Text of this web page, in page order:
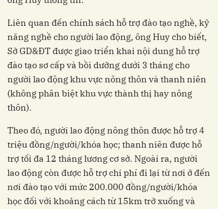
Liên quan đến chính sách hỗ trợ đào tạo nghề, kỹ
năng nghề cho người lao động, ông Huy cho biết,
Sở GD&ĐT được giao triển khai nội dung hỗ trợ
đào tạo sơ cấp và bồi dưỡng dưới 3 tháng cho
người lao động khu vực nông thôn và thanh niên
(không phân biệt khu vực thành thị hay nông
thôn).
Theo đó, người lao động nông thôn được hỗ trợ 4
triệu đồng/người/khóa học; thanh niên được hỗ
trợ tối đa 12 tháng lương cơ sở. Ngoài ra, người
lao động còn được hỗ trợ chi phí đi lại từ nơi ở đến
nơi đào tạo với mức 200.000 đồng/người/khóa
học đối với khoảng cách từ 15km trở xuống và